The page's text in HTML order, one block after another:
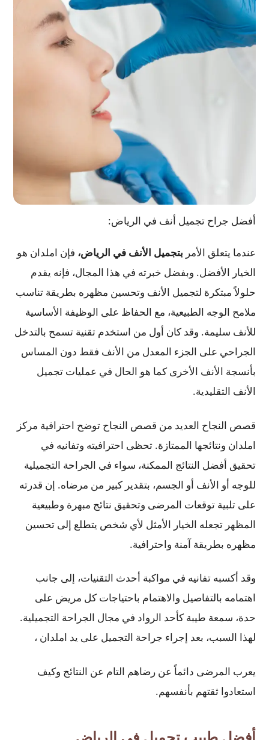
أفضل جراح تجميل أنف في الرياض:
عندما يتعلق الأمر بتجميل الأنف في الرياض، فإن املدان هو
الخيار الأفضل. وبفضل خبرته في هذا المجال، فإنه يقدم
حلولاً مبتكرة لتجميل الأنف وتحسين مظهره بطريقة تناسب
ملامح الوجه الطبيعية، مع الحفاظ على الوظيفة الأساسية
للأنف سليمة. وقد كان أول من استخدم تقنية تسمح بالتدخل
الجراحي على الجزء المعدل من الأنف فقط دون المساس
بأنسجة الأنف الأخرى كما هو الحال في عمليات تجميل
الأنف التقليدية.
قصص النجاح العديد من قصص النجاح توضح احترافية مركز
املدان ونتائجها الممتازة. تحظى احترافيته وتفانيه في
تحقيق أفضل النتائج الممكنة، سواء في الجراحة التجميلية
للوجه أو الأنف أو الجسم، بتقدير كبير من مرضاه. إن قدرته
على تلبية توقعات المرضى وتحقيق نتائج مبهرة وطبيعية
المظهر تجعله الخيار الأمثل لأي شخص يتطلع إلى تحسين
مظهره بطريقة آمنة واحترافية.
وقد أكسبه تفانيه في مواكبة أحدث التقنيات، إلى جانب
اهتمامه بالتفاصيل والاهتمام باحتياجات كل مريض على
حدة، سمعة طيبة كأحد الرواد في مجال الجراحة التجميلية.
لهذا السبب، بعد إجراء جراحة التجميل على يد املدان ،
يعرب المرضى دائماً عن رضاهم التام عن النتائج وكيف
استعادوا ثقتهم بأنفسهم.